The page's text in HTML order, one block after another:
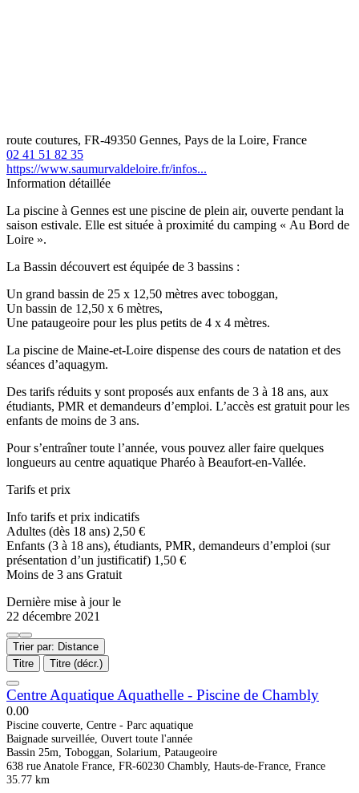
route coutures, FR-49350 Gennes, Pays de la Loire, France
02 41 51 82 35
https://www.saumurvaldeloire.fr/infos...
Information détaillée
La piscine à Gennes est une piscine de plein air, ouverte pendant la
saison estivale. Elle est située à proximité du camping « Au Bord de
Loire ».
La Bassin découvert est équipée de 3 bassins :
Un grand bassin de 25 x 12,50 mètres avec toboggan,
Un bassin de 12,50 x 6 mètres,
Une pataugeoire pour les plus petits de 4 x 4 mètres.
La piscine de Maine-et-Loire dispense des cours de natation et des
séances d’aquagym.
Des tarifs réduits y sont proposés aux enfants de 3 à 18 ans, aux
étudiants, PMR et demandeurs d’emploi. L’accès est gratuit pour les
enfants de moins de 3 ans.
Pour s’entraîner toute l’année, vous pouvez aller faire quelques
longueurs au centre aquatique Pharéo à Beaufort-en-Vallée.
Tarifs et prix
Info tarifs et prix indicatifs
Adultes (dès 18 ans) 2,50 €
Enfants (3 à 18 ans), étudiants, PMR, demandeurs d’emploi (sur
présentation d’un justificatif) 1,50 €
Moins de 3 ans Gratuit
Dernière mise à jour le
22 décembre 2021
Trier par: Distance
Titre
Titre (décr.)
Centre Aquatique Aquathelle - Piscine de Chambly
0.00
Piscine couverte, Centre - Parc aquatique
Baignade surveillée, Ouvert toute l'année
Bassin 25m, Toboggan, Solarium, Pataugeoire
638 rue Anatole France, FR-60230 Chambly, Hauts-de-France, France
35.77 km